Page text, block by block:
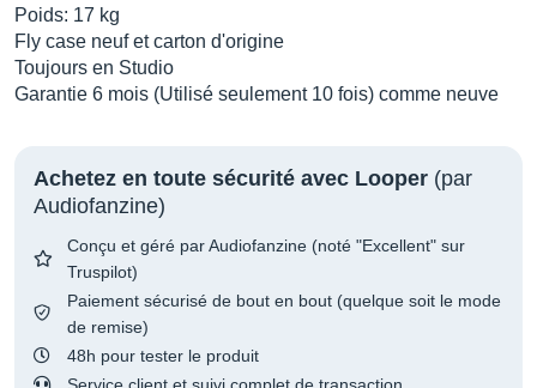
Poids: 17 kg
Fly case neuf et carton d'origine
Toujours en Studio
Garantie 6 mois (Utilisé seulement 10 fois) comme neuve
Achetez en toute sécurité avec Looper (par
Audiofanzine)
Conçu et géré par Audiofanzine (noté "Excellent" sur
Truspilot)
Paiement sécurisé de bout en bout (quelque soit le mode
de remise)
48h pour tester le produit
Service client et suivi complet de transaction